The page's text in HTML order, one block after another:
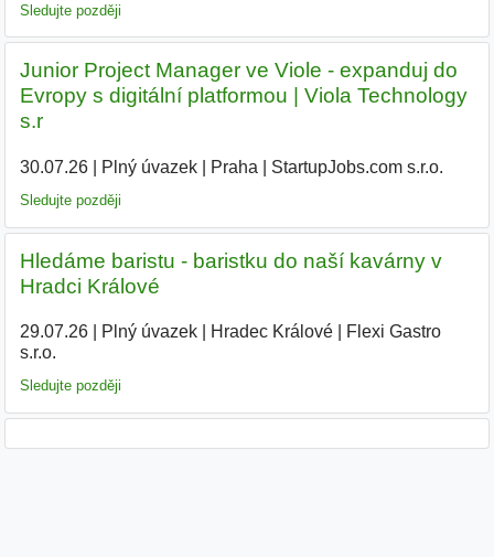
Sledujte později
Junior Project Manager ve Viole - expanduj do
Evropy s digitální platformou | Viola Technology
s.r
30.07.26| Plný úvazek| Praha StartupJobs.com s.r.o.
Sledujte později
Hledáme baristu - baristku do naší kavárny v
Hradci Králové
29.07.26| Plný úvazek| Hradec Králové|
Flexi Gastro
s.r.o.
Sledujte později